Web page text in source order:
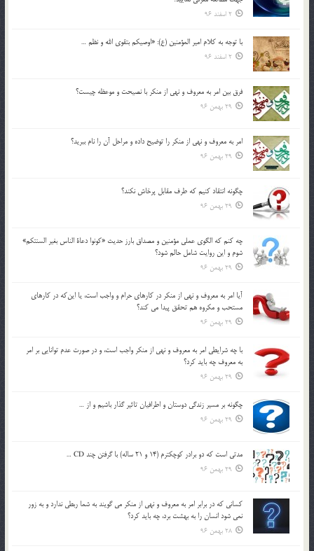
2 اسفند 96
با توجه به كلام امير المؤمنين (ع): «اوصيكم بتقوي الله و نظم …
2 اسفند 96
فرق بين امر به معروف و نهي از منكر با نصيحت و موعظه چيست؟
29 بهمن 96
امر به معروف و نهي از منكر را توضيح داده و مراحل آن را نام ببريد؟
29 بهمن 96
چگونه انتقاد كنيم كه طرف مقابل پرخاش نكند؟
29 بهمن 96
چه كنم كه الگوي عملي مؤمنين و مصداق بارز حديث «كونوا دعاة الناس بغير السنتكم»
شوم و اين روايت شامل حالم شود؟
29 بهمن 96
آيا امر به معروف و نهي از منكر در كارهاي حرام و واجب است، يا اين‌كه در كارهاي
مستحب و مكروه هم تحقق پيدا مي كند؟
29 بهمن 96
با چه شرايطي امر به معروف و نهي از منکر واجب است، و در صورت عدم توانايي بر امر
به معروف چه بايد کرد؟
29 بهمن 96
چگونه بر مسير زندگي دوستان و اطرافيان تاثير گذار باشيم و از …
29 بهمن 96
مدتي است كه دو برادر كوچكترم (14 و 21 ساله) با گرفتن چند CD …
29 بهمن 96
كساني كه در برابر امر به معروف و نهي از منكر مي گويند به شما ربطي ندارد و به زور
نمي شود انسان را به بهشت برد، چه بايد كرد؟
28 بهمن 96